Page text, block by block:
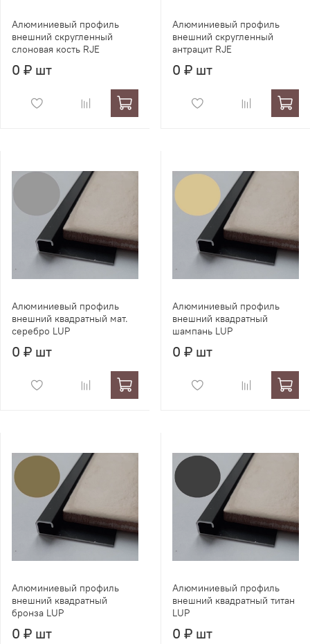
Алюминиевый профиль
внешний скругленный
слоновая кость RJE
0 ₽ шт
Алюминиевый профиль
внешний скругленный
антрацит RJE
0 ₽ шт
Алюминиевый профиль
внешний квадратный мат.
серебро LUР
0 ₽ шт
Алюминиевый профиль
внешний квадратный
шампань LUР
0 ₽ шт
Алюминиевый профиль
внешний квадратный
бронза LUР
0 ₽ шт
Алюминиевый профиль
внешний квадратный титан
LUР
0 ₽ шт